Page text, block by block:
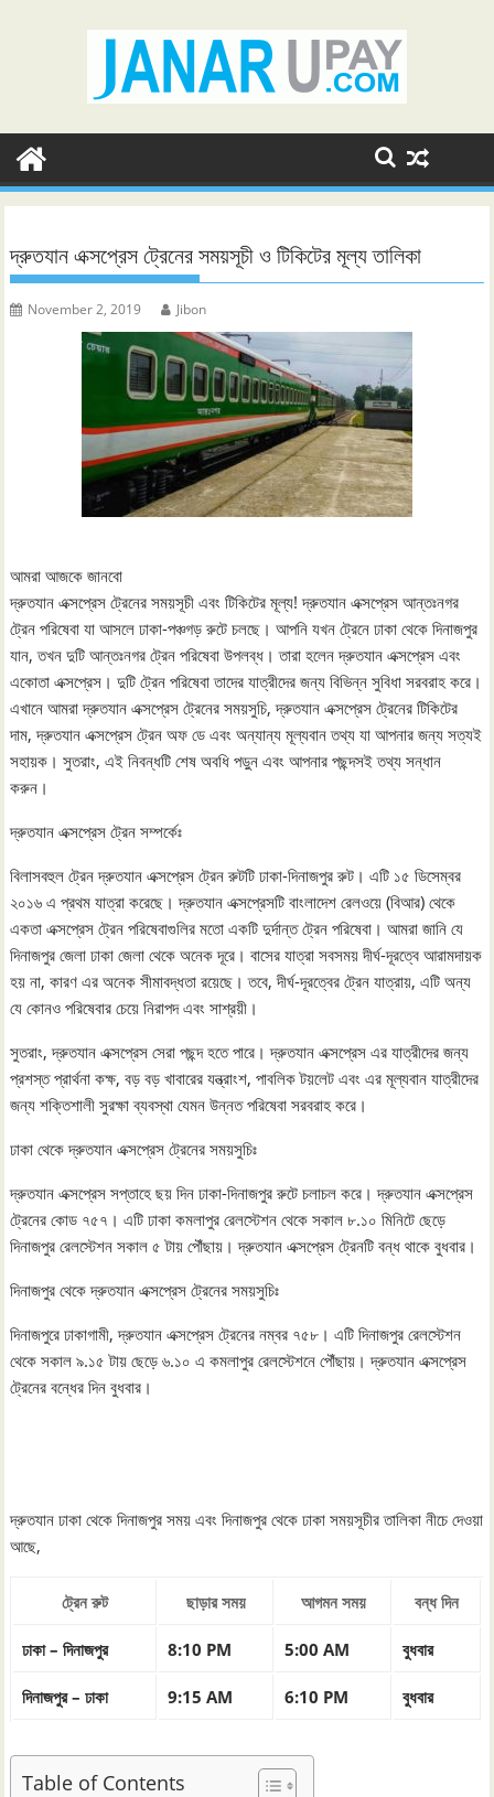
দ্রুতযান এক্সপ্রেস ট্রেনের সময়সূচী ও টিকিটের মূল্য তালিকা
November 2, 2019 Jibon
আমরা আজকে জানবো
দ্রুতযান এক্সপ্রেস ট্রেনের সময়সূচী এবং টিকিটের মূল্য! দ্রুতযান এক্সপ্রেস আন্তঃনগর
ট্রেন পরিষেবা যা আসলে ঢাকা-পঞ্চগড় রুটে চলছে। আপনি যখন ট্রেনে ঢাকা থেকে দিনাজপুর
যান, তখন দুটি আন্তঃনগর ট্রেন পরিষেবা উপলব্ধ। তারা হলেন দ্রুতযান এক্সপ্রেস এবং
একোতা এক্সপ্রেস। দুটি ট্রেন পরিষেবা তাদের যাত্রীদের জন্য বিভিন্ন সুবিধা সরবরাহ করে।
এখানে আমরা দ্রুতযান এক্সপ্রেস ট্রেনের সময়সুচি, দ্রুতযান এক্সপ্রেস ট্রেনের টিকিটের
দাম, দ্রুতযান এক্সপ্রেস ট্রেন অফ ডে এবং অন্যান্য মূল্যবান তথ্য যা আপনার জন্য সত্যই
সহায়ক। সুতরাং, এই নিবন্ধটি শেষ অবধি পড়ুন এবং আপনার পছন্দসই তথ্য সন্ধান
করুন।
দ্রুতযান এক্সপ্রেস ট্রেন সম্পর্কেঃ
বিলাসবহুল ট্রেন দ্রুতযান এক্সপ্রেস ট্রেন রুটটি ঢাকা-দিনাজপুর রুট। এটি ১৫ ডিসেম্বর
২০১৬ এ প্রথম যাত্রা করেছে। দ্রুতযান এক্সপ্রেসটি বাংলাদেশ রেলওয়ে (বিআর) থেকে
একতা এক্সপ্রেস ট্রেন পরিষেবাগুলির মতো একটি দুর্দান্ত ট্রেন পরিষেবা। আমরা জানি যে
দিনাজপুর জেলা ঢাকা জেলা থেকে অনেক দূরে। বাসের যাত্রা সবসময় দীর্ঘ-দূরত্বে আরামদায়ক
হয় না, কারণ এর অনেক সীমাবদ্ধতা রয়েছে। তবে, দীর্ঘ-দূরত্বের ট্রেন যাত্রায়, এটি অন্য
যে কোনও পরিষেবার চেয়ে নিরাপদ এবং সাশ্রয়ী।
সুতরাং, দ্রুতযান এক্সপ্রেস সেরা পছন্দ হতে পারে। দ্রুতযান এক্সপ্রেস এর যাত্রীদের জন্য
প্রশস্ত প্রার্থনা কক্ষ, বড় বড় খাবারের যন্ত্রাংশ, পাবলিক টয়লেট এবং এর মূল্যবান যাত্রীদের
জন্য শক্তিশালী সুরক্ষা ব্যবস্থা যেমন উন্নত পরিষেবা সরবরাহ করে।
ঢাকা থেকে দ্রুতযান এক্সপ্রেস ট্রেনের সময়সুচিঃ
দ্রুতযান এক্সপ্রেস সপ্তাহে ছয় দিন ঢাকা-দিনাজপুর রুটে চলাচল করে। দ্রুতযান এক্সপ্রেস
ট্রেনের কোড ৭৫৭। এটি ঢাকা কমলাপুর রেলস্টেশন থেকে সকাল ৮.১০ মিনিটে ছেড়ে
দিনাজপুর রেলস্টেশন সকাল ৫ টায় পৌঁছায়। দ্রুতযান এক্সপ্রেস ট্রেনটি বন্ধ থাকে বুধবার।
দিনাজপুর থেকে দ্রুতযান এক্সপ্রেস ট্রেনের সময়সুচিঃ
দিনাজপুরে ঢাকাগামী, দ্রুতযান এক্সপ্রেস ট্রেনের নম্বর ৭৫৮। এটি দিনাজপুর রেলস্টেশন
থেকে সকাল ৯.১৫ টায় ছেড়ে ৬.১০ এ কমলাপুর রেলস্টেশনে পৌঁছায়। দ্রুতযান এক্সপ্রেস
ট্রেনের বন্ধের দিন বুধবার।
দ্রুতযান ঢাকা থেকে দিনাজপুর সময় এবং দিনাজপুর থেকে ঢাকা সময়সূচীর তালিকা নীচে দেওয়া
আছে,
ট্রেন রুট ছাড়ার সময় আগমন সময় বন্ধ দিন
ঢাকা – দিনাজপুর 8:10 PM 5:00 AM বুধবার
দিনাজপুর – ঢাকা 9:15 AM 6:10 PM বুধবার
Table of Contents